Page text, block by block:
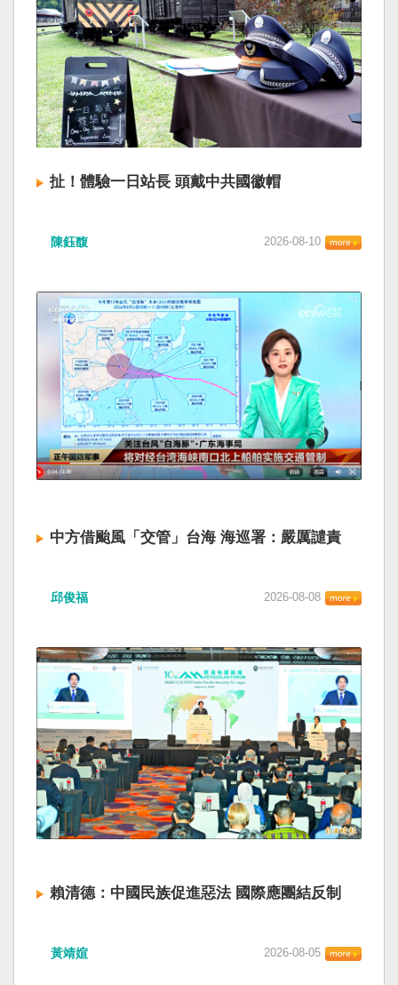
扯！體驗一日站長 頭戴中共國徽帽
陳鈺馥 2026-08-10
中方借颱風「交管」台海 海巡署：嚴厲譴責
邱俊福 2026-08-08
賴清德：中國民族促進惡法 國際應團結反制
黃靖媗 2026-08-05